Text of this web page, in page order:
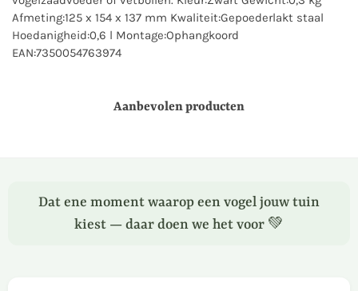
Afmeting:125 x 154 x 137 mm Kwaliteit:Gepoederlakt staal
Hoedanigheid:0,6 l Montage:Ophangkoord
EAN:7350054763974
Aanbevolen producten
Dat ene moment waarop een vogel jouw tuin
kiest — daar doen we het voor 💚